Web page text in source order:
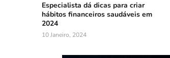
Especialista dá dicas para criar
hábitos financeiros saudáveis em
2024
10 Janeiro, 2024